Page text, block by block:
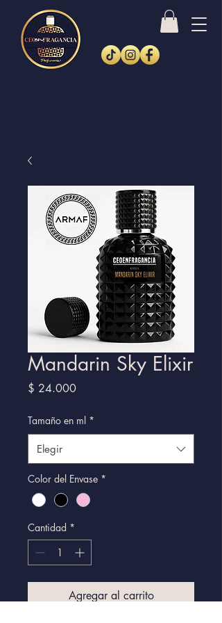
Mandarin Sky Elixir
$ 24.000Precio
Tamaño en ml *
Elegir
Color del Envase *
Cantidad *
Agregar al carrito